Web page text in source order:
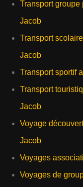
Transport groupe
Jacob
Transport
Jacob
Transport sportif
Transport
Jacob
Voyage
Jacob
Voyages
Voyages de